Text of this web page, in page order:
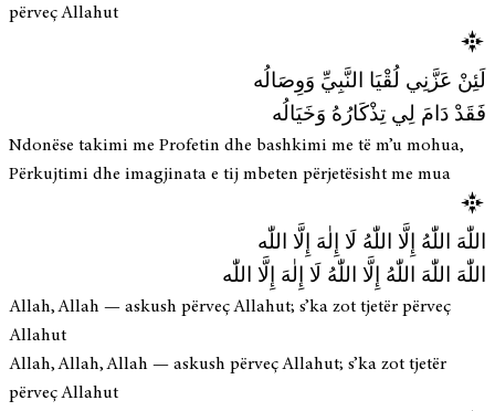
përveç Allahut
لَئِنْ عَزَّنِي لُقْيَا النَّبِيِّ وَوِصَالُه
فَقَدْ دَامَ لِي تِذْكَارُهُ وَخَيَالُه
Ndonëse takimi me Profetin dhe bashkimi me të m’u mohua,
Përkujtimi dhe imagjinata e tij mbeten përjetësisht me mua
اللّٰهَ اللّٰهُ إِلَّا اللّٰهُ لَا إِلٰهَ إِلَّا اللّٰه
اللّٰهَ اللّٰهَ اللّٰهُ إِلَّا اللّٰهُ لَا إِلٰهَ إِلَّا اللّٰه
Allah, Allah — askush përveç Allahut; s’ka zot tjetër përveç
Allahut
Allah, Allah, Allah — askush përveç Allahut; s’ka zot tjetër
përveç Allahut